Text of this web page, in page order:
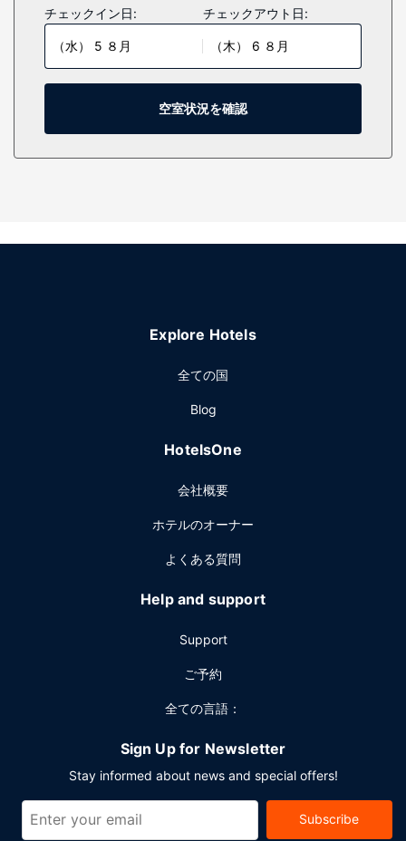
が備わっており、ゆっくりおくつろぎいただけます。40 イン
チのLED テレビでケーブルをご覧いただけるほか、WiFi (無
料)などもご利用いただけます。シャワー付き浴槽のある専用
バスルームには、レインフォールシャワー、バスアメニティ
(無料)が備わっています。デスク、コーヒー / ティーメーカ
ーの他に、市内通話 (無料)付きの電話をご利用いただけま
す。
施設
チェックイン日:
（水） 5 ８月
チェックアウト日:
（木） 6 ８月
空室状況を確認
Explore Hotels
全ての国
Blog
HotelsOne
会社概要
ホテルのオーナー
よくある質問
Help and support
Support
ご予約
全ての言語：
Sign Up for Newsletter
Stay informed about news and special offers!
Subscribe